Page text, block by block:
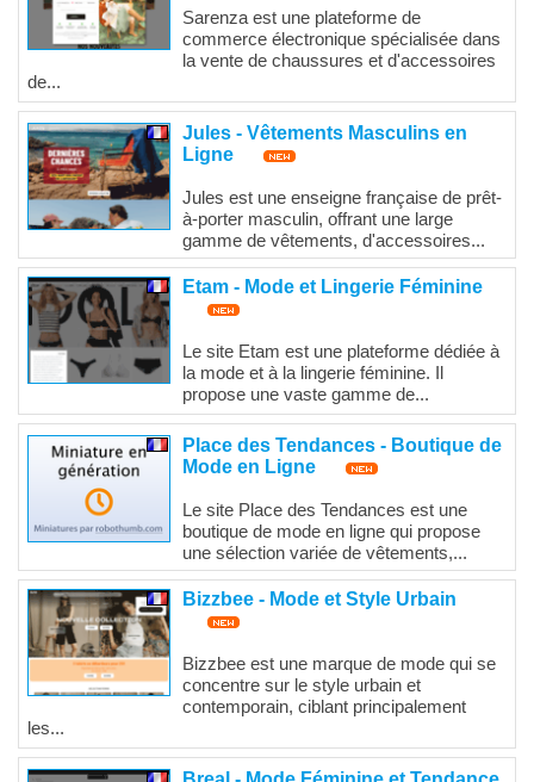
Sarenza est une plateforme de
commerce électronique spécialisée dans
la vente de chaussures et d'accessoires
de...
Jules - Vêtements Masculins en
Ligne
Jules est une enseigne française de prêt-
à-porter masculin, offrant une large
gamme de vêtements, d'accessoires...
Etam - Mode et Lingerie Féminine
Le site Etam est une plateforme dédiée à
la mode et à la lingerie féminine. Il
propose une vaste gamme de...
Place des Tendances - Boutique de
Mode en Ligne
Le site Place des Tendances est une
boutique de mode en ligne qui propose
une sélection variée de vêtements,...
Bizzbee - Mode et Style Urbain
Bizzbee est une marque de mode qui se
concentre sur le style urbain et
contemporain, ciblant principalement
les...